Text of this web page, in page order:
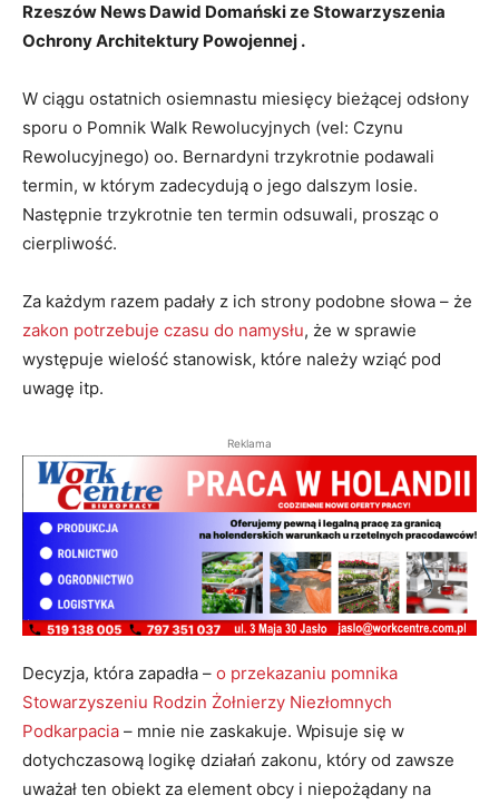
Rzeszów News Dawid Domański ze Stowarzyszenia
Ochrony Architektury Powojennej .
W ciągu ostatnich osiemnastu miesięcy bieżącej odsłony
sporu o Pomnik Walk Rewolucyjnych (vel: Czynu
Rewolucyjnego) oo. Bernardyni trzykrotnie podawali
termin, w którym zadecydują o jego dalszym losie.
Następnie trzykrotnie ten termin odsuwali, prosząc o
cierpliwość.
Za każdym razem padały z ich strony podobne słowa – że
zakon potrzebuje czasu do namysłu, że w sprawie
występuje wielość stanowisk, które należy wziąć pod
uwagę itp.
Reklama
Decyzja, która zapadła – o przekazaniu pomnika
Stowarzyszeniu Rodzin Żołnierzy Niezłomnych
Podkarpacia – mnie nie zaskakuje. Wpisuje się w
dotychczasową logikę działań zakonu, który od zawsze
uważał ten obiekt za element obcy i niepożądany na